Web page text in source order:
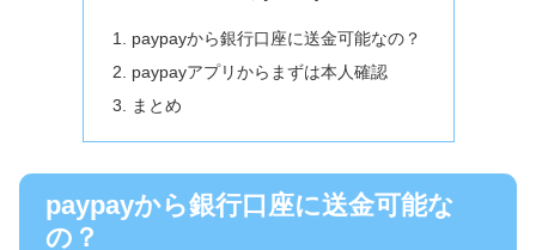
paypayから銀行口座に送金可能なの？
paypayアプリからまずは本人確認
まとめ
paypayから銀行口座に送金可能な
の？